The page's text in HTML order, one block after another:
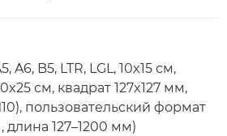
A6, B5, LTR, LGL, 10x15 см,
см, квадрат 127x127 мм,
пользовательский формат
127–1200 мм)